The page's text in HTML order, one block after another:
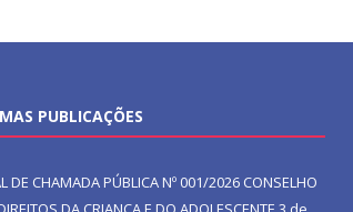
PUBLICAÇÕES
DE CHAMADA PÚBLICA Nº 001/2026 CONSELHO